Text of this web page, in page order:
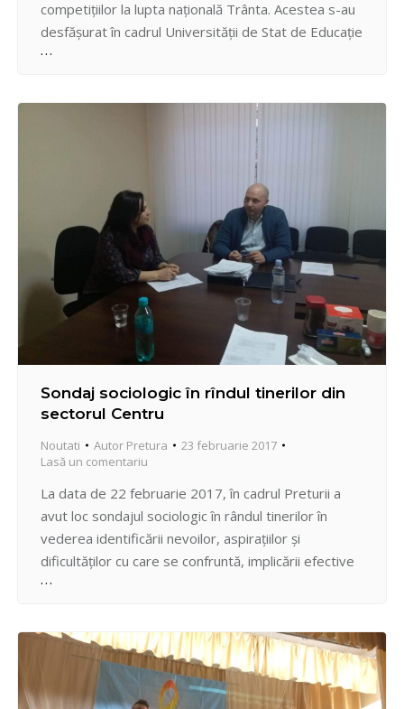
competiţiilor la lupta naţională Trânta. Acestea s-au
desfăşurat în cadrul Universităţii de Stat de Educaţie
Fizică şi Sport, graţie susţinerii tradiţionale din
gazdă şi Şcolii Republicane Sportive Specializate de
Lupte a Ministerului Tineretului şi Sportului…
Sondaj sociologic în rîndul tinerilor din
sectorul Centru
Noutati Autor Pretura
23 februarie 2017
Lasă un comentariu
La data de 22 februarie 2017, în cadrul Preturii a
avut loc sondajul sociologic în rândul tinerilor în
vederea identificării nevoilor, aspirațiilor și
dificultăților cu care se confruntă, implicării efective
a acestora în elaborarea și implementarea politicilor
deciziilor si susţinerea iniţiativelor parvenite de la
sectorul asociativ de…